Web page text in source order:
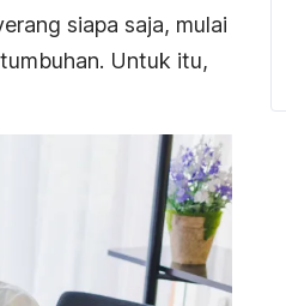
siapa saja, mulai
Untuk itu,